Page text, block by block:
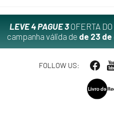
LEVE 4 PAGUE 3OFERTA
campanha válida de de 23
FOLLOW US: